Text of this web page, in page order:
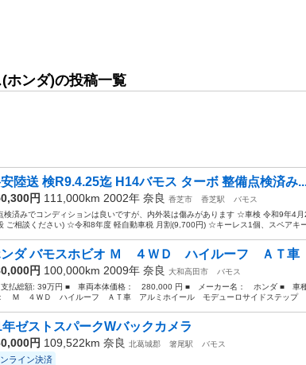
ホンダ)の投稿一覧
陸送 検R9.4.25迄 H14バモス ターボ 整備点検済み
円 111,000km 2002年 奈良 香芝市 香芝駅
バモス
検済みでコンディションは良いですが、内外装は傷みがあります ☆車検 令和9年4
ご相談ください) ☆令和8年度 軽自動車税 月割(9,700円) ☆キーレス1個、スペアキー
ダ バモスホビオ Ｍ ４ＷＤ ハイルーフ ＡＴ車
円 100,000km 2009年 奈良 大和高田市
バモス
払総額: 39万円 ■ 車両本体価格： 280,000 円 ■ メーカー名： ホンダ ■ 車
Ｍ ４ＷＤ ハイルーフ ＡＴ車 アルミホイール モデューロサイドステップ
ゼストスパークWバックカメラ
円 109,522km 奈良 北葛城郡 箸尾駅 バモス
ライン決済